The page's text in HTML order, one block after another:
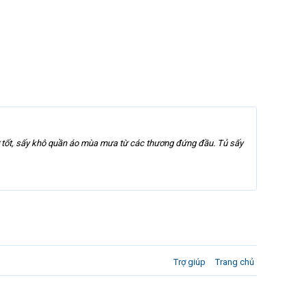
sấy khô quần áo mùa mưa từ các thương đứng đầu. Tủ sấy
Trợ giúp Trang chủ